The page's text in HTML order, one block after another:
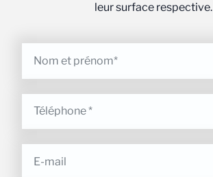
leur surface respective.